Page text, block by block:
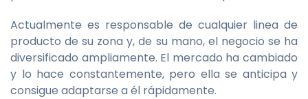
Actualmente es responsable de cualquier linea de
producto de su zona y, de su mano, el negocio se ha
diversificado ampliamente. El mercado ha cambiado
y lo hace constantemente, pero ella se anticipa y
consigue adaptarse a él rápidamente.